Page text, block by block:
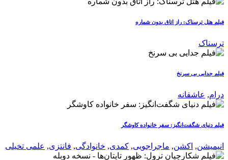
فیلم هتل ترسناک: راز اتاق بدون شماره
ترسناک
فیلم جدایی بی سرنخ
درام, عاشقانه
فیلم دنیای شگفت‌انگیز: سفر خانواده کاوشگر
انیمیشن, اکشن, ماجراجویی, کمدی, خانوادگی, فانتزی, علمی تخیلی